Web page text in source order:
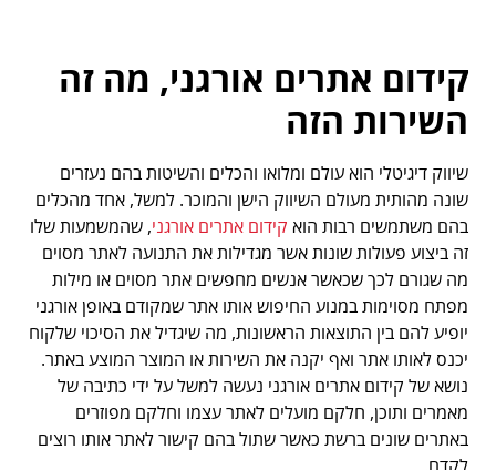
קידום אתרים אורגני, מה זה
השירות הזה
שיווק דיגיטלי הוא עולם ומלואו והכלים והשיטות בהם נעזרים
שונה מהותית מעולם השיווק הישן והמוכר. למשל, אחד מהכלים
בהם משתמשים רבות הוא קידום אתרים אורגני, שהמשמעות שלו
זה ביצוע פעולות שונות אשר מגדילות את התנועה לאתר מסוים
מה שגורם לכך שכאשר אנשים מחפשים אתר מסוים או מילות
מפתח מסוימות במנוע החיפוש אותו אתר שמקודם באופן אורגני
יופיע להם בין התוצאות הראשונות, מה שיגדיל את הסיכוי שלקוח
יכנס לאותו אתר ואף יקנה את השירות או המוצר המוצע באתר.
נושא של קידום אתרים אורגני נעשה למשל על ידי כתיבה של
מאמרים ותוכן, חלקם מועלים לאתר עצמו וחלקם מפוזרים
באתרים שונים ברשת כאשר שתול בהם קישור לאתר אותו רוצים